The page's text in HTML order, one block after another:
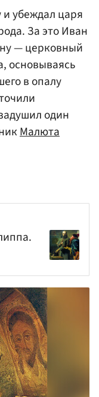
убеждал царя
За это Иван
— церковный
основываясь
в опалу
один
Малюта